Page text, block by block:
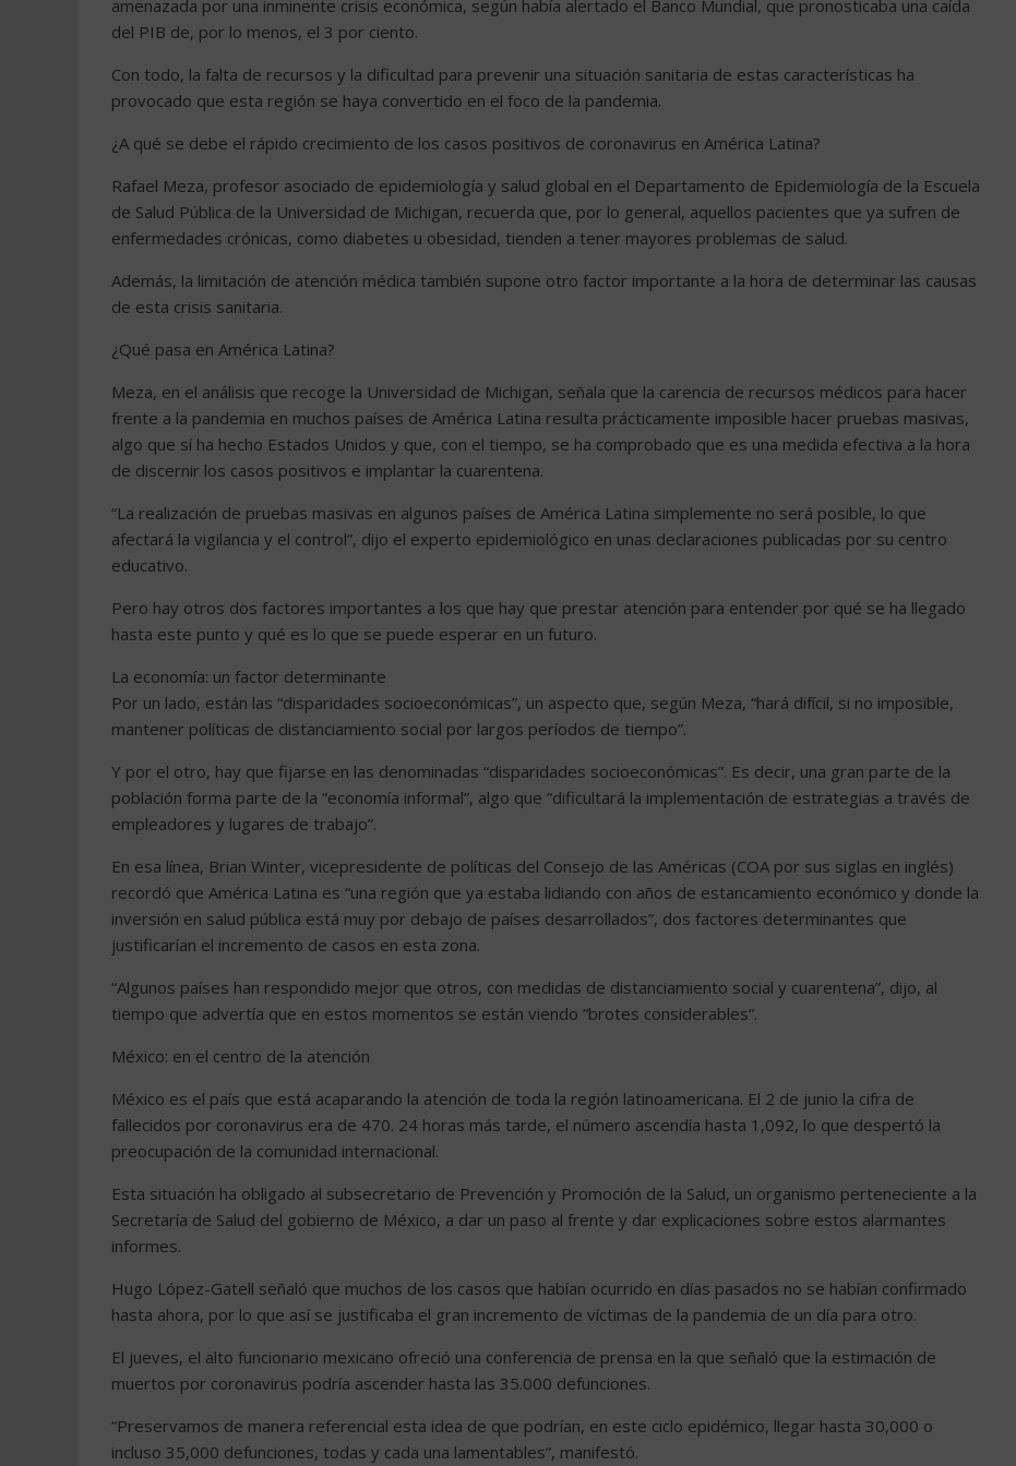
amenazada por una inminente crisis económica, según había alertado el Banco Mundial, que pronosticaba una caída
del PIB de, por lo menos, el 3 por ciento.
Con todo, la falta de recursos y la dificultad para prevenir una situación sanitaria de estas características ha
provocado que esta región se haya convertido en el foco de la pandemia.
¿A qué se debe el rápido crecimiento de los casos positivos de coronavirus en América Latina?
Rafael Meza, profesor asociado de epidemiología y salud global en el Departamento de Epidemiología de la Escuela
de Salud Pública de la Universidad de Michigan, recuerda que, por lo general, aquellos pacientes que ya sufren de
enfermedades crónicas, como diabetes u obesidad, tienden a tener mayores problemas de salud.
Además, la limitación de atención médica también supone otro factor importante a la hora de determinar las causas
de esta crisis sanitaria.
¿Qué pasa en América Latina?
Meza, en el análisis que recoge la Universidad de Michigan, señala que la carencia de recursos médicos para hacer
frente a la pandemia en muchos países de América Latina resulta prácticamente imposible hacer pruebas masivas,
algo que sí ha hecho Estados Unidos y que, con el tiempo, se ha comprobado que es una medida efectiva a la hora
de discernir los casos positivos e implantar la cuarentena.
“La realización de pruebas masivas en algunos países de América Latina simplemente no será posible, lo que
afectará la vigilancia y el control”, dijo el experto epidemiológico en unas declaraciones publicadas por su centro
educativo.
Pero hay otros dos factores importantes a los que hay que prestar atención para entender por qué se ha llegado
hasta este punto y qué es lo que se puede esperar en un futuro.
La economía: un factor determinante
Por un lado, están las “disparidades socioeconómicas”, un aspecto que, según Meza, “hará difícil, si no imposible,
mantener políticas de distanciamiento social por largos períodos de tiempo”.
Y por el otro, hay que fijarse en las denominadas “disparidades socioeconómicas”. Es decir, una gran parte de la
población forma parte de la “economía informal”, algo que “dificultará la implementación de estrategias a través de
empleadores y lugares de trabajo”.
En esa línea, Brian Winter, vicepresidente de políticas del Consejo de las Américas (COA por sus siglas en inglés)
recordó que América Latina es “una región que ya estaba lidiando con años de estancamiento económico y donde la
inversión en salud pública está muy por debajo de países desarrollados”, dos factores determinantes que
justificarían el incremento de casos en esta zona.
“Algunos países han respondido mejor que otros, con medidas de distanciamiento social y cuarentena”, dijo, al
tiempo que advertía que en estos momentos se están viendo “brotes considerables”.
México: en el centro de la atención
México es el país que está acaparando la atención de toda la región latinoamericana. El 2 de junio la cifra de
fallecidos por coronavirus era de 470. 24 horas más tarde, el número ascendía hasta 1,092, lo que despertó la
preocupación de la comunidad internacional.
Esta situación ha obligado al subsecretario de Prevención y Promoción de la Salud, un organismo perteneciente a la
Secretaría de Salud del gobierno de México, a dar un paso al frente y dar explicaciones sobre estos alarmantes
informes.
Hugo López-Gatell señaló que muchos de los casos que habían ocurrido en días pasados no se habían confirmado
hasta ahora, por lo que así se justificaba el gran incremento de víctimas de la pandemia de un día para otro.
El jueves, el alto funcionario mexicano ofreció una conferencia de prensa en la que señaló que la estimación de
muertos por coronavirus podría ascender hasta las 35.000 defunciones.
“Preservamos de manera referencial esta idea de que podrían, en este ciclo epidémico, llegar hasta 30,000 o
incluso 35,000 defunciones, todas y cada una lamentables”, manifestó.